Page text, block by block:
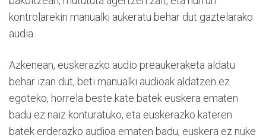
kontrolarekin manualki aukeratu behar dut gaztelarako
audia.
Azkenean, euskerazko audio preaukeraketa aldatu
behar izan dut, beti manualki audioak aldatzen ez
egoteko, horrela beste kate batek euskera ematen
badu ez naiz konturatuko, eta euskerazko kateren
batek erderazko audioa ematen badu, euskera ez nuke